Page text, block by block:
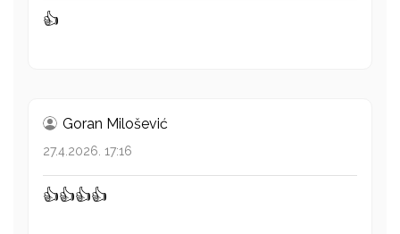
👍
Goran Milošević
27.4.2026. 17:16
👍👍👍👍